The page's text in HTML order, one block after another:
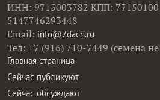
ИНН: 9715003782 КПП:
5147746293448
Email: info@7dach.ru
Тел: +7 (916) 710-7449 (семена
Главная страница
Сейчас публикуют
Сейчас обсуждают